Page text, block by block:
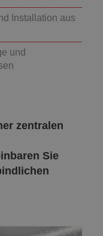
Installation aus
und
zentralen
Sie